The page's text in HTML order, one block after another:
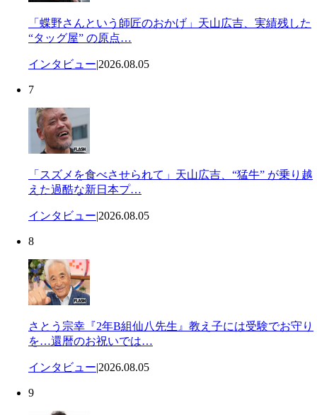
「蝶野さんという師匠のおかげ」天山広吉、実績残した
“タッグ屋” の原点…
インタビュー|2026.08.05
7
「スズメを食べさせられて」天山広吉、“猛牛” が乗り越
えた過酷な新日本プ…
インタビュー|2026.08.05
8
さとう宗幸『2年B組仙八先生』教え子には受験でお守り
を…還暦のお祝いでは…
インタビュー|2026.08.05
9